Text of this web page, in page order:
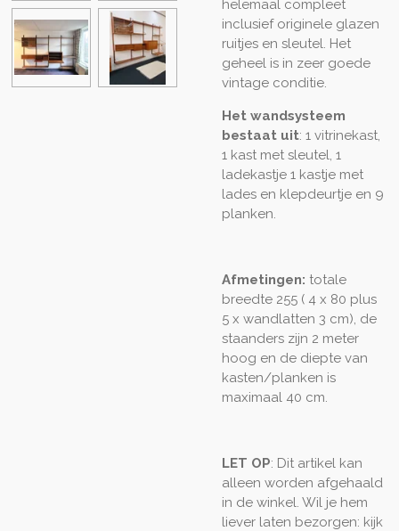
helemaal compleet
inclusief originele glazen
ruitjes en sleutel. Het
geheel is in zeer goede
vintage conditie.
Het wandsysteem
bestaat uit: 1 vitrinekast,
1 kast met sleutel, 1
ladekastje 1 kastje met
lades en klepdeurtje en 9
planken.
Afmetingen: totale
breedte 255 ( 4 x 80 plus
5 x wandlatten 3 cm), de
staanders zijn 2 meter
hoog en de diepte van
kasten/planken is
maximaal 40 cm.
LET OP: Dit artikel kan
alleen worden afgehaald
in de winkel. Wil je hem
liever laten bezorgen: kijk